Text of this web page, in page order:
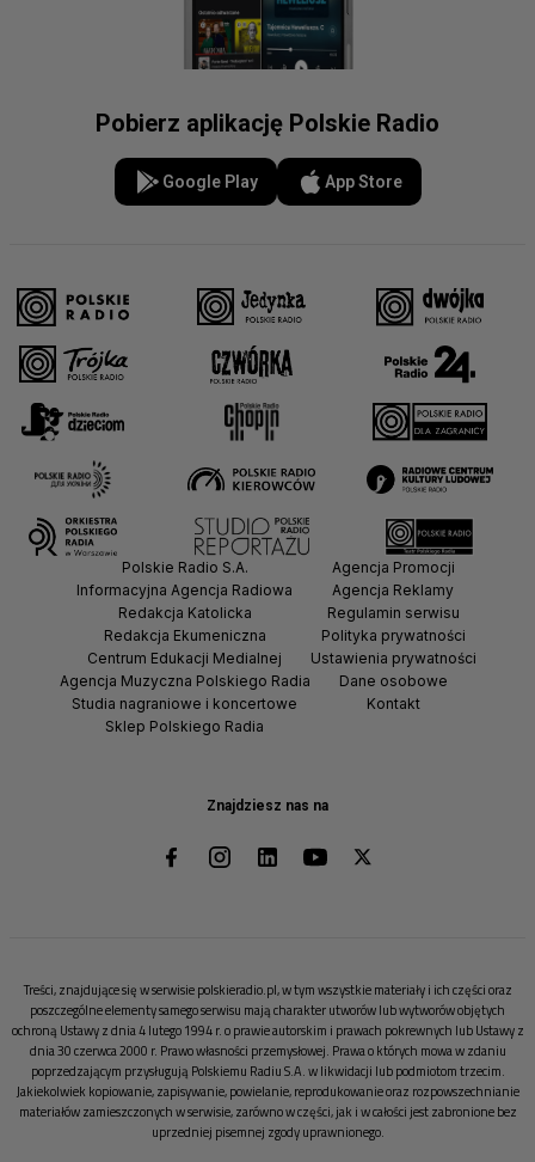
Pobierz aplikację Polskie Radio
Google Play App Store
Znajdziesz nas na
Polskie Radio S.A.
Informacyjna Agencja Radiowa
Redakcja Katolicka
Redakcja Ekumeniczna
Centrum Edukacji Medialnej
Agencja Muzyczna Polskiego Radia
Studia nagraniowe i koncertowe
Sklep Polskiego Radia
Agencja Promocji
Agencja Reklamy
Regulamin serwisu
Polityka prywatności
Ustawienia prywatności
Dane osobowe
Kontakt
Treści, znajdujące się w serwisie polskieradio.pl, w tym wszystkie materiały i ich części oraz
poszczególne elementy samego serwisu mają charakter utworów lub wytworów objętych
ochroną Ustawy z dnia 4 lutego 1994 r. o prawie autorskim i prawach pokrewnych lub Ustawy z
dnia 30 czerwca 2000 r. Prawo własności przemysłowej. Prawa o których mowa w zdaniu
poprzedzającym przysługują Polskiemu Radiu S.A. w likwidacji lub podmiotom trzecim.
Jakiekolwiek kopiowanie, zapisywanie, powielanie, reprodukowanie oraz rozpowszechnianie
materiałów zamieszczonych w serwisie, zarówno w części, jak i w całości jest zabronione bez
uprzedniej pisemnej zgody uprawnionego.